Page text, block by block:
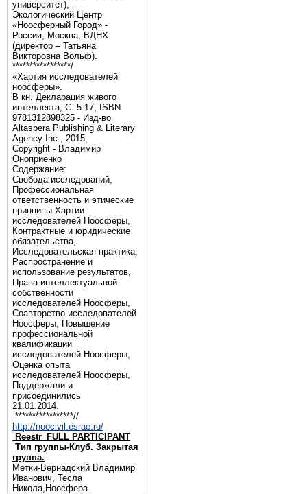
университет),
Экологический Центр
«Ноосферный Город» -
Россия, Москва, ВДНХ
(директор – Татьяна
Викторовна Вольф).
*****************/
«Хартия исследователей
ноосферы».
В кн. Декларация живого
интеллекта, С. 5-17, ISBN
9781312898325 - Изд-во
Altaspera Publishing & Literary
Agency Inc., 2015,
Copyright - Владимир
Оноприенко
Содержание:
Свобода исследований,
Профессиональная
ответственность и этические
принципы Хартии
исследователей Ноосферы,
Контрактные и юридические
обязательства,
Исследовательская практика,
Распространение и
использование результатов,
Права интеллектуальной
собственности
исследователей Ноосферы,
Соавторство исследователей
Ноосферы, Повышение
профессиональной
квалификации
исследователей Ноосферы,
Оценка опыта
исследователей Ноосферы,
Поддержали и
присоединились
21.01.2014.
*****************//
http://noocivil.esrae.ru/
Reestr_FULL PARTICIPANT
Тип группы-Клуб. Закрытая
группа.
Метки-Вернадский Владимир
Иванович, Тесла
Никола,Ноосфера.